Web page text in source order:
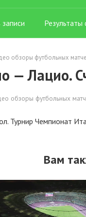
обзоры футбольных
— Лацио.
обзоры футбольных
Турнир Чемпионат
Вам